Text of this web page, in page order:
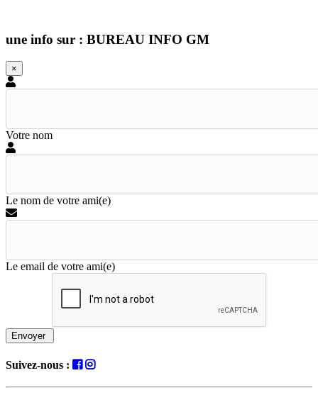
une info sur : BUREAU INFO GM
×
Votre nom
Le nom de votre ami(e)
Le email de votre ami(e)
Envoyer
Suivez-nous :